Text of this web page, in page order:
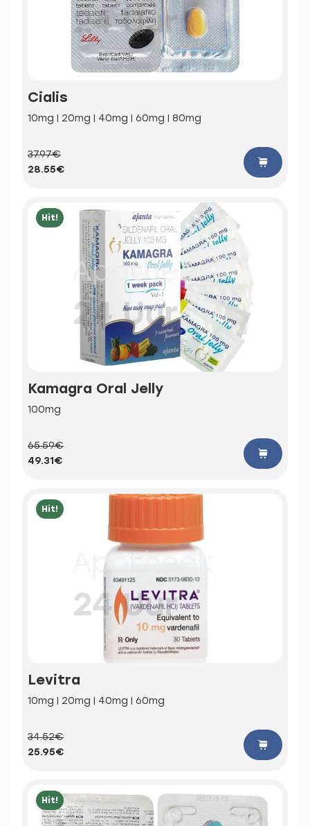
Cialis
10mg | 20mg | 40mg | 60mg | 80mg
37.97€
28.55€
Hit!
Kamagra Oral Jelly
100mg
65.59€
49.31€
Hit!
Levitra
10mg | 20mg | 40mg | 60mg
34.52€
25.95€
Hit!